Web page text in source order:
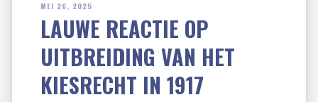
MEI 26, 2025
LAUWE REACTIE OP
UITBREIDING VAN HET
KIESRECHT IN 1917